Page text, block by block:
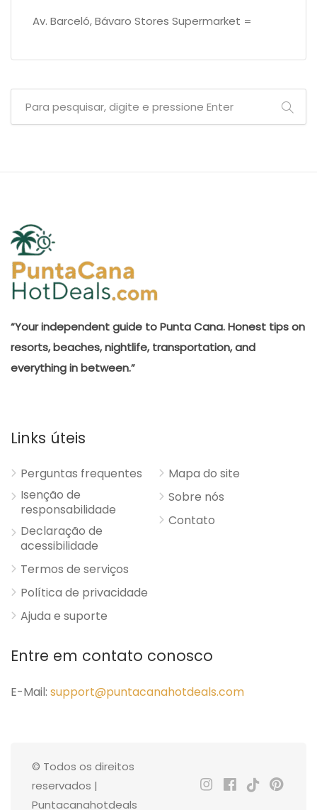
Av. Barceló, Bávaro Stores Supermarket =
“Your independent guide to Punta Cana. Honest tips on
resorts, beaches, nightlife, transportation, and
everything in between.”
Links úteis
Perguntas frequentes
Isenção de
responsabilidade
Declaração de
acessibilidade
Termos de serviços
Política de privacidade
Ajuda e suporte
Mapa do site
Sobre nós
Contato
Entre em contato conosco
E-Mail: support@puntacanahotdeals.com
© Todos os direitos
reservados |
Puntacanahotdeals